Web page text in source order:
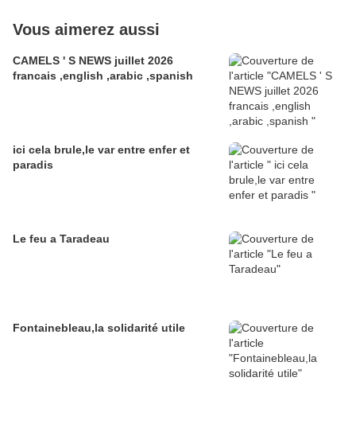
Vous aimerez aussi
CAMELS ' S NEWS juillet 2026
francais ,english ,arabic ,spanish
ici cela brule,le var entre enfer et
paradis
Le feu a Taradeau
Fontainebleau,la solidarité utile